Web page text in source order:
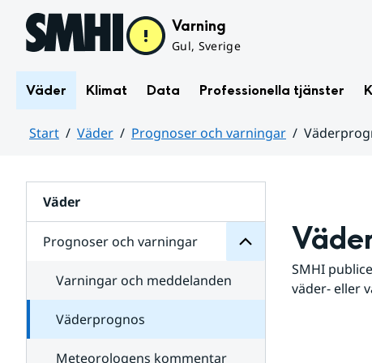
Hoppa till sidans innehåll Varning
Gul, Sverige
Väder Klimat Data Professionella tjänster
Start Väder Prognoser och varningar
Väder
Prognoser och varningar
för
varningar
Varningar och meddelanden
Väderprognos
Meteorologens kommentar
SMHI
väder- eller